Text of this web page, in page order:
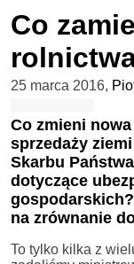
Co
25 marca 2016,
Co zmieni nowa
sprzedaży
Skarbu
dotyczące
gospodarskich
na zrównanie
To tylko kilka z